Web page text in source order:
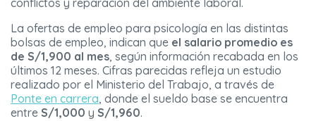
conflictos y reparación del ambiente laboral.
La ofertas de empleo para psicología en las distintas
bolsas de empleo, indican que el salario promedio es
de S/1,900 al mes, según información recabada en los
últimos 12 meses. Cifras parecidas refleja un estudio
realizado por el Ministerio del Trabajo, a través de
Ponte en carrera, donde el sueldo base se encuentra
entre S/1,000 y S/1,960.